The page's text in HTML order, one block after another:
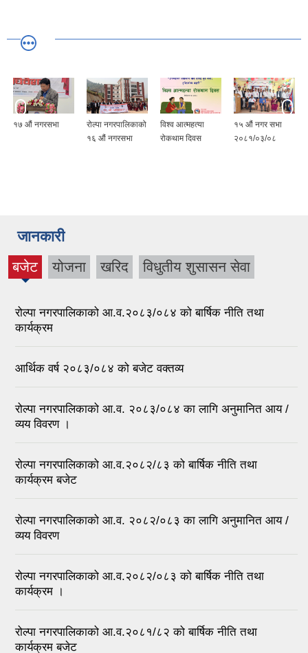
रोल्पा नगरपालिकाको
विश्व आत्महत्या
रोकथाम दिवस
१५ ‍औं नगर सभा
२०८१/०३/०८
रोल्पा नगरपालिकाको
१३ औं नगर सभा
जानकारी
बजेट
(active
योजना खरिद विधुतीय शुसासन सेवा
रोल्पा नगरपालिकाको आ.व.२०८३/०८४ को बार्षिक नीति तथा
कार्यक्रम
आर्थिक वर्ष २०८३/०८४ को बजेट वक्तव्य
रोल्पा नगरपालिकाको आ.व. २०८३/०८४ का लागि अनुमानित आय /
व्यय विवरण ।
रोल्पा नगरपालिकाको आ.व.२०८२/८३ को बार्षिक नीति तथा
कार्यक्रम बजेट
रोल्पा नगरपालिकाको आ.व. २०८२/०८३ का लागि अनुमानित आय /
व्यय विवरण
रोल्पा नगरपालिकाको आ.व.२०८२/०८३ को बार्षिक नीति तथा
कार्यक्रम ।
रोल्पा नगरपालिकाको आ.व.२०८१/८२ को बार्षिक नीति तथा
कार्यक्रम बजेट